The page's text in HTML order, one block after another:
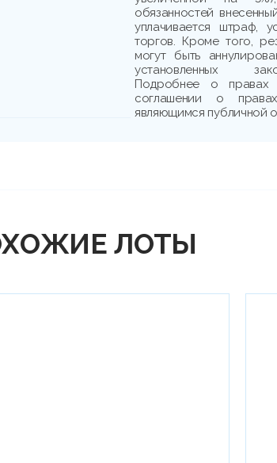
обязанностей
уплачивается штраф,
торгов. Кроме того,
могут быть
установленных
Подробнее о правах
соглашении о
являющимся публичной
ЛОТЫ